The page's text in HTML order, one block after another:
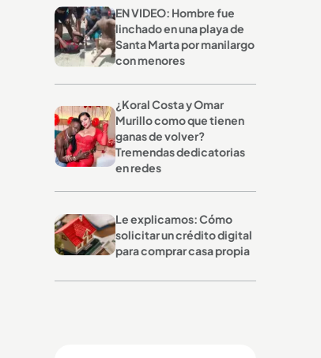
EN VIDEO: Hombre fue
linchado en una playa de
Santa Marta por manilargo
con menores
¿Koral Costa y Omar
Murillo como que tienen
ganas de volver?
Tremendas dedicatorias
en redes
Le explicamos: Cómo
solicitar un crédito digital
para comprar casa propia